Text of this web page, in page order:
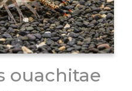
ouachitae